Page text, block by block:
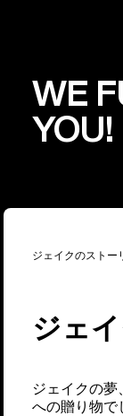
WE
YOU!
ジェイクのストー
ジェ
ジェイクの夢
への贈り物で